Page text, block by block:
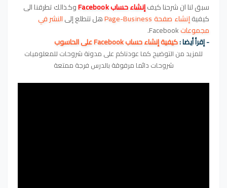
سبق لنا ان شرحنا كيفإنشاء حسابFacebookوكذالك تطرقنا الى
كيفيةإنشاء صفحة Page-Business هل تتطلع إلىالنشر في
مجموعات
- إقرأ أيضا :كيفية إنشاء حساب Facebook على الحاسوب
للمزيد من التوضيح كما عودناكم على مدونة شروحات للمعلوميات
شروحات دائما مرفوقة بالدرس فرجة ممتعة